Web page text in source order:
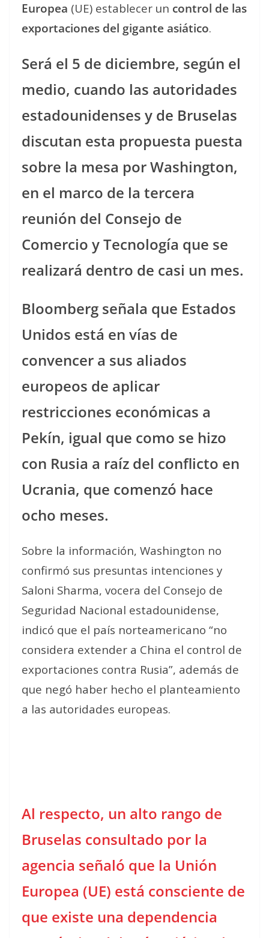
Europea (UE) establecer un control de las
exportaciones del gigante asiático.
Será el 5 de diciembre, según el
medio, cuando las autoridades
estadounidenses y de Bruselas
discutan esta propuesta puesta
sobre la mesa por Washington,
en el marco de la tercera
reunión del Consejo de
Comercio y Tecnología que se
realizará dentro de casi un mes.
Bloomberg señala que Estados
Unidos está en vías de
convencer a sus aliados
europeos de aplicar
restricciones económicas a
Pekín, igual que como se hizo
con Rusia a raíz del conflicto en
Ucrania, que comenzó hace
ocho meses.
Sobre la información, Washington no
confirmó sus presuntas intenciones y
Saloni Sharma, vocera del Consejo de
Seguridad Nacional estadounidense,
indicó que el país norteamericano “no
considera extender a China el control de
exportaciones contra Rusia”, además de
que negó haber hecho el planteamiento
a las autoridades europeas.
Al respecto, un alto rango de
Bruselas consultado por la
agencia señaló que la Unión
Europea (UE) está consciente de
que existe una dependencia